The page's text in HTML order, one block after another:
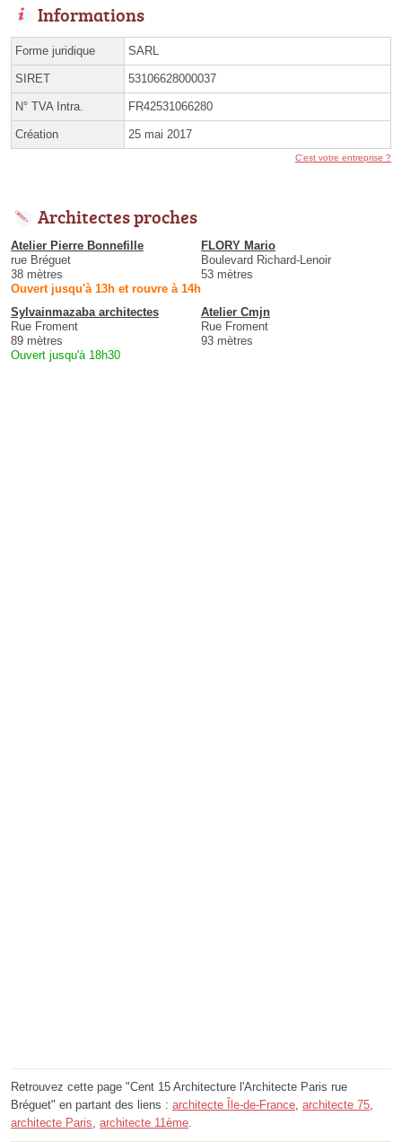
Informations
Forme juridique SARL
SIRET 53106628000037
N° TVA Intra. FR42531066280
Création 25 mai 2017
C'est votre entreprise ?
Architectes proches
Atelier Pierre Bonnefille
rue Bréguet
38 mètres
Ouvert jusqu'à 13h et rouvre à 14h
FLORY Mario
Boulevard Richard-Lenoir
53 mètres
Sylvainmazaba architectes
Rue Froment
89 mètres
Ouvert jusqu'à 18h30
Atelier Cmjn
Rue Froment
93 mètres
Retrouvez cette page "Cent 15 Architecture l'Architecte Paris rue
Bréguet" en partant des liens : architecte Île-de-France architecte 75
architecte Paris architecte 11ème